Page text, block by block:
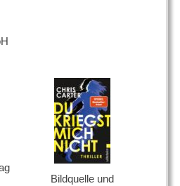
Bildquelle und